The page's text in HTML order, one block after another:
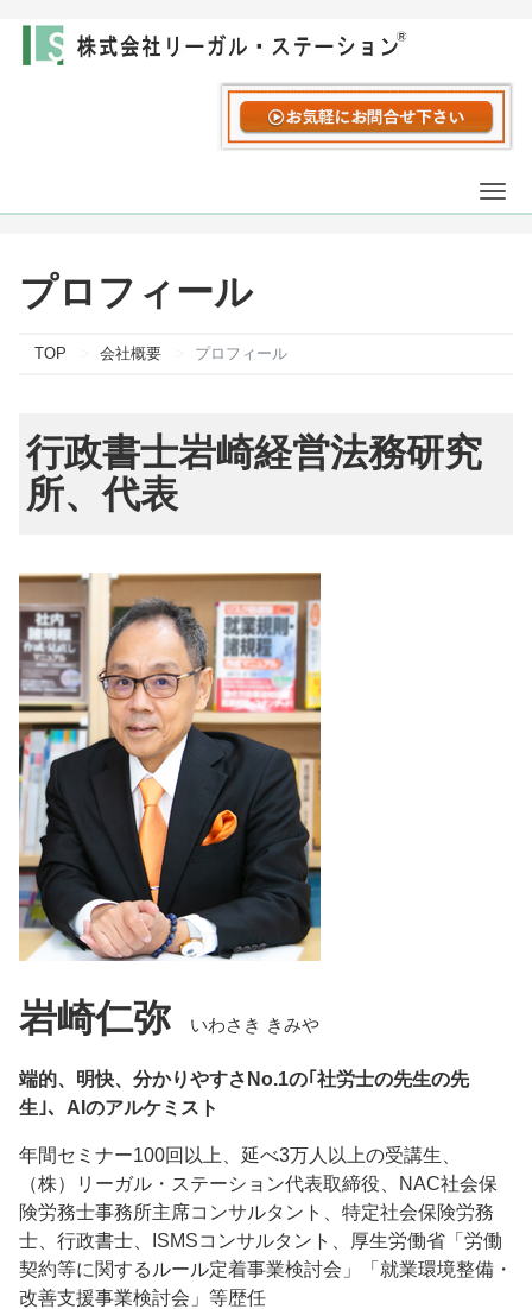
プロフィール
TOP 会社概要 プロフィール
行政書士岩崎経営法務研究
所、代表
岩崎仁弥 いわさき きみや
端的、明快、分かりやすさNo.1の｢社労士の先生の先
生｣、AIのアルケミスト
年間セミナー100回以上、延べ3万人以上の受講生、
（株）リーガル・ステーション代表取締役、NAC社会保
険労務士事務所主席コンサルタント、特定社会保険労務
士、行政書士、ISMSコンサルタント、厚生労働省「労働
契約等に関するルール定着事業検討会」「就業環境整備・
改善支援事業検討会」等歴任